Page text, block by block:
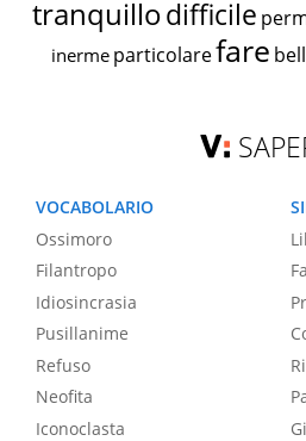
tranquillodifficile
inerme particolarefare
VOCABOLARIO
Ossimoro
Filantropo
Idiosincrasia
Pusillanime
Refuso
Neofita
Iconoclasta